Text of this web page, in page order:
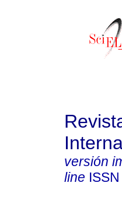
versión
line ISSN